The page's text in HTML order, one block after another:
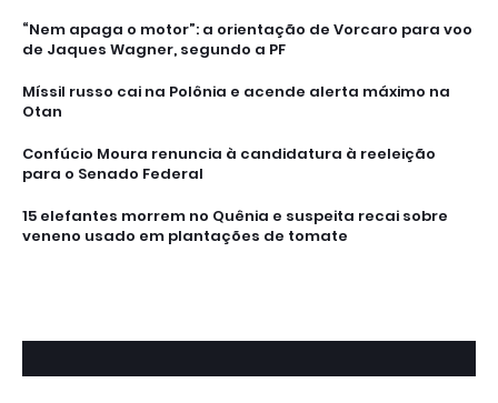
“Nem apaga o motor”: a orientação de Vorcaro para voo
de Jaques Wagner, segundo a PF
Míssil russo cai na Polônia e acende alerta máximo na
Otan
Confúcio Moura renuncia à candidatura à reeleição
para o Senado Federal
15 elefantes morrem no Quênia e suspeita recai sobre
veneno usado em plantações de tomate